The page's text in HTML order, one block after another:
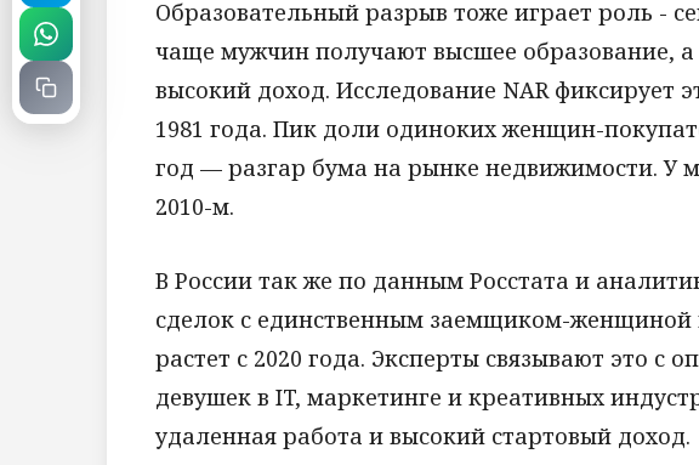
Образовательный разрыв тоже играет роль -
чаще мужчин получают высшее образование,
высокий доход. Исследование NAR фиксирует
1981 года. Пик доли одиноких женщин-
год — разгар бума на рынке недвижимости. У
2010-м.
В России так же по данным Росстата и
сделок с единственным заемщиком-женщиной
растет с 2020 года. Эксперты связывают это с
девушек в IT, маркетинге и креативных
удаленная работа и высокий стартовый доход.